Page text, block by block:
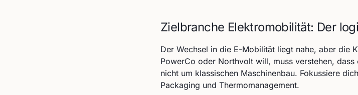
Zielbranche Elektromobilität: Der
Der Wechsel in die E-Mobilität liegt nahe, aber die
PowerCo oder Northvolt will, muss verstehen,
nicht um klassischen Maschinenbau. Fokussiere
Packaging und Thermomanagement.